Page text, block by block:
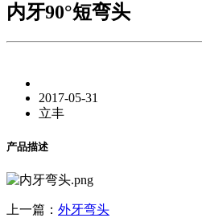
内牙90°短弯头
2017-05-31
立丰
产品描述
上一篇： 外牙弯头